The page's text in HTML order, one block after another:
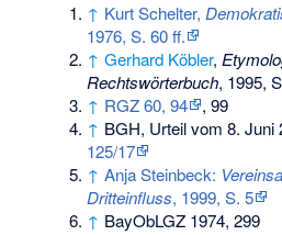
↑ Kurt Schelter,
1976, S. 60 ff.
↑ Gerhard Köbler,
Rechtswörterbuch, 1995,
↑ RGZ 60, 94
, 99
↑ BGH, Urteil vom 8.
125/17
↑ Anja Steinbeck:
Dritteinfluss, 1999, S. 5
↑ BayObLGZ 1974, 299